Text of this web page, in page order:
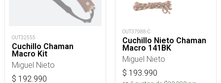
OUT32555
Cuchillo Chaman
Macro Kit
Miguel Nieto
$ 192.990
OUT37988-C
Cuchillo Nieto Chaman
Macro 141BK
Miguel Nieto
$ 193.990